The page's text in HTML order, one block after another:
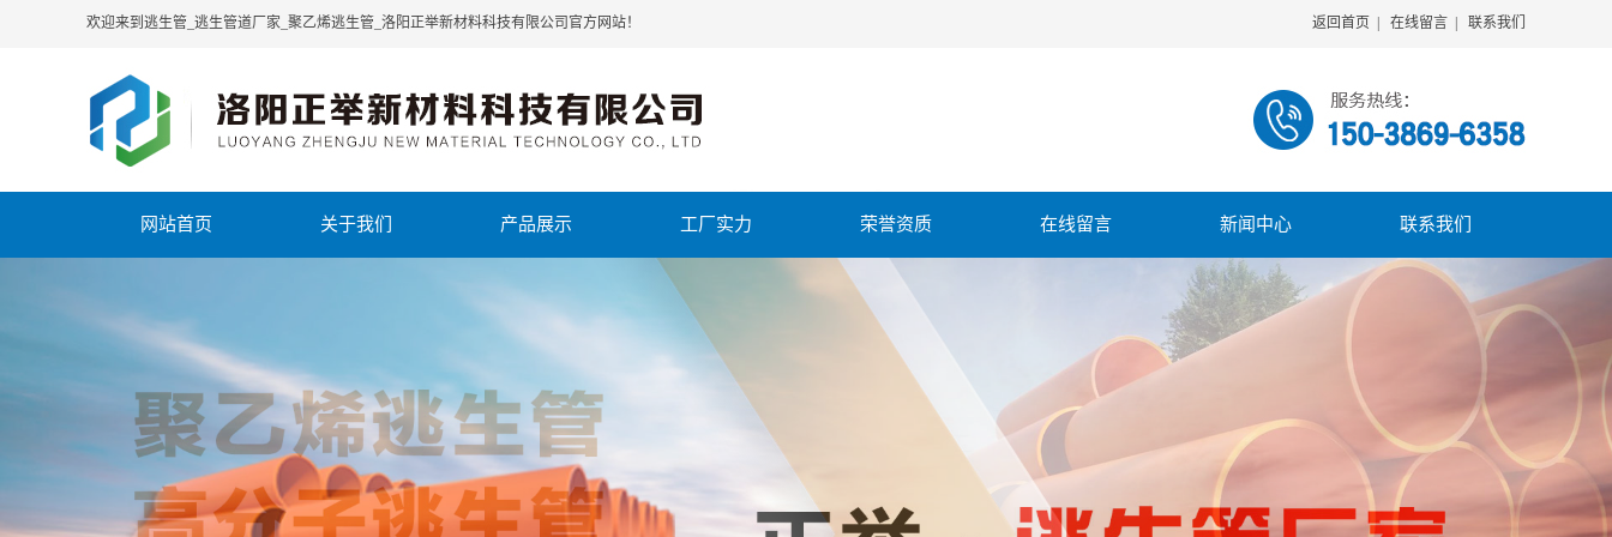
欢迎来到逃生管_逃生管道厂家_聚乙烯逃生管_洛阳正举新材料科技有限公司官方网站！ 返回首页 在线留言 联系我们
网站首页 关于我们 产品展示 工厂实力 荣誉资质 在线留言 新闻中心 联系我们